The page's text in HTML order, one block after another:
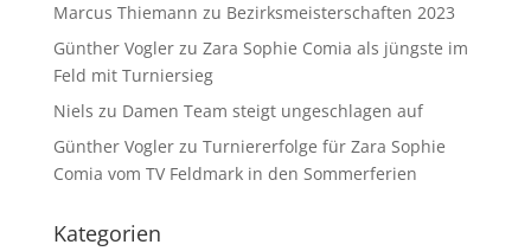
Marcus Thiemann zu Bezirksmeisterschaften 2023
Günther Voglerzu Zara Sophie Comia als jüngste im
Feld mit Turniersieg
Niels zu Damen Team steigt ungeschlagen auf
Günther Voglerzu Turniererfolge für Zara Sophie
Comia vom TV Feldmark in den Sommerferien
Kategorien